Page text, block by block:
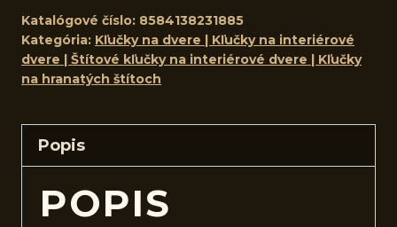
Katalógové číslo: 8584138231885
Kategória: Kľučky na dvere | Kľučky na interiérové
dvere | Štítové kľučky na interiérové dvere | Kľučky
na hranatých štítoch
Popis
POPIS